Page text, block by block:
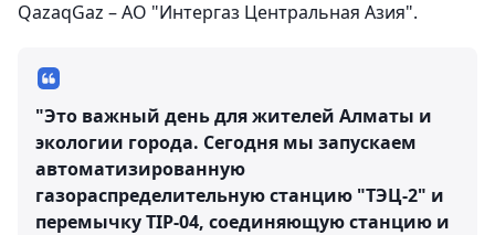
QazaqGaz – АО "Интергаз Центральная Азия".
"Это важный день для жителей Алматы и
экологии города. Сегодня мы запускаем
автоматизированную
газораспределительную станцию "ТЭЦ-2" и
перемычку TIP-04, соединяющую станцию и